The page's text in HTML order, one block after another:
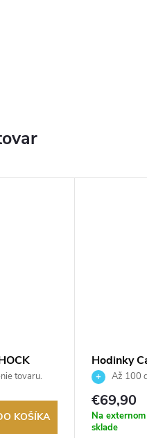
tovaru.
KOŠÍKA
Hodinky
4AVEG
Až 100
Autorizovaný
€69,90
Na externom
sklade